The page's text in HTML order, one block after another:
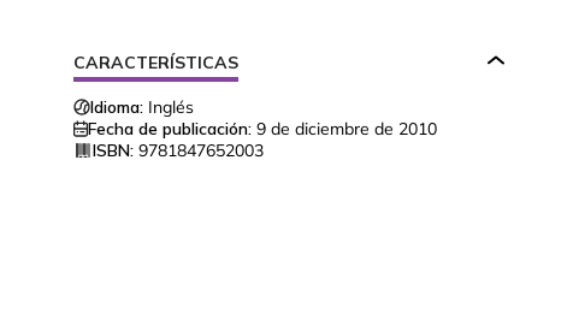
CARACTERÍSTICAS
Idioma: Inglés
Fecha de publicación: 9 de diciembre de 2010
ISBN: 9781847652003